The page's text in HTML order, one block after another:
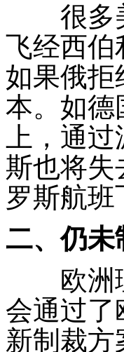
很多美
飞经西伯
如果俄拒
本。如德
上，通
斯也将失
罗斯航班
二、仍未
欧洲理
会通过了
新制裁